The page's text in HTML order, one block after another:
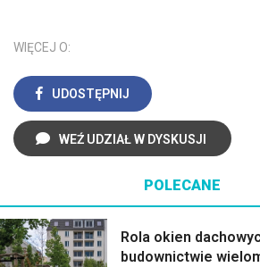
WIĘCEJ O:
UDOSTĘPNIJ
WEŹ UDZIAŁ W DYSKUSJI
POLECANE
Rola okien
budownictwie